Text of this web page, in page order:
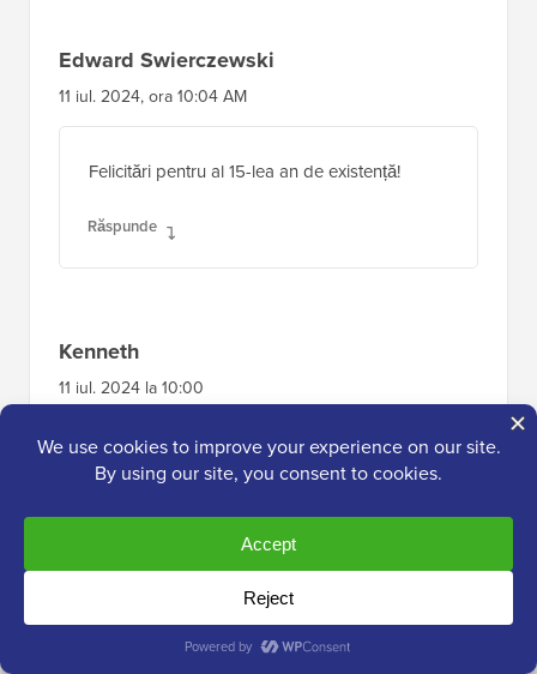
Edward Swierczewski
11 iul. 2024, ora 10:04 AM
Felicitări pentru al 15-lea an de existență!
Răspunde
Kenneth
11 iul. 2024 la 10:00
Vă mulțumesc pentru ceea ce ați făcut în ultimii
dumneavoastră despre WordPress de când
am descoperit WPBeginner în 2018.